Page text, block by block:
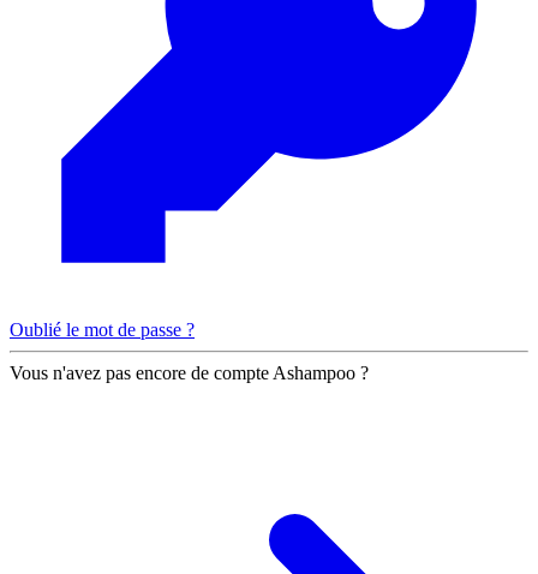
Oublié le mot de passe ?
Vous n'avez pas encore de compte Ashampoo ?